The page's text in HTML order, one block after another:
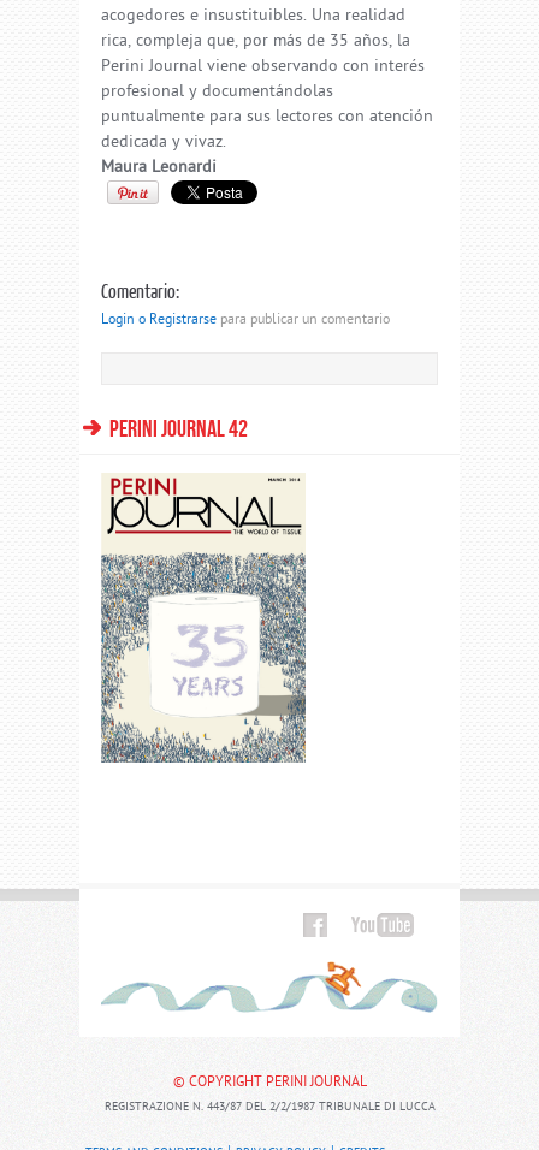
acogedores e insustituibles. Una realidad
rica, compleja que, por más de 35 años, la
Perini Journal viene observando con interés
profesional y documentándolas
puntualmente para sus lectores con atención
dedicada y vivaz.
Maura Leonardi
Comentario:
Login o Registrarse para publicar un comentario
PERINI JOURNAL 42
© COPYRIGHT PERINI JOURNAL
REGISTRAZIONE N. 443/87 DEL 2/2/1987 TRIBUNALE DI LUCCA